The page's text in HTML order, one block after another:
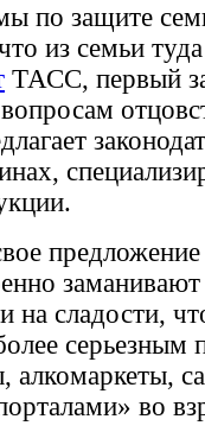
по защите
из семьи
ТАСС, первый
заманивают
на сладости,
серьезным
во